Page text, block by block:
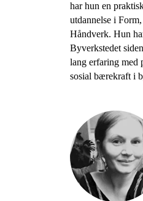
har hun en
utdannelse i
Håndverk. Hun
Byverkstedet
lang erfaring med
sosial bærekraft i